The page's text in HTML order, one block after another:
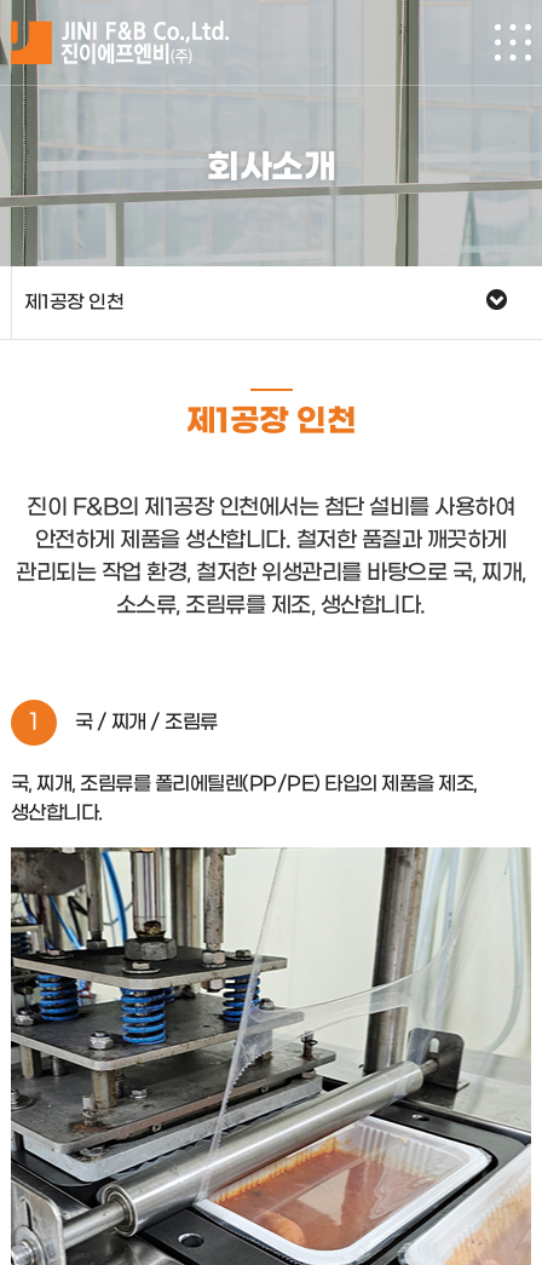
회사소개
제1공장 인천
제1공장 인천
진이 F&B의 제1공장 인천에서는 첨단 설비를 사용하여
안전하게 제품을 생산합니다. 철저한 품질과 깨끗하게
관리되는 작업 환경, 철저한 위생관리를 바탕으로 국, 찌개,
소스류, 조림류를 제조, 생산합니다.
1 국 / 찌개 / 조림류
국, 찌개, 조림류를 폴리에틸렌(PP/PE) 타입의 제품을 제조,
생산합니다.